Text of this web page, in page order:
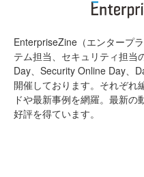
EnterpriseZine（エンタープ
テム担当、セキュリティ担
Day、Security Online Day、
開催しております。それぞれ
ドや最新事例を網羅。最新の
好評を得ています。